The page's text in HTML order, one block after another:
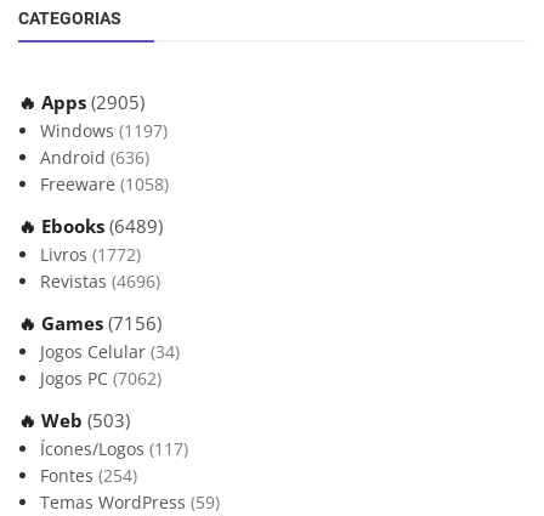
CATEGORIAS
🔥 Apps (2905)
Windows (1197)
Android (636)
Freeware (1058)
🔥 Ebooks (6489)
Livros (1772)
Revistas (4696)
🔥 Games (7156)
Jogos Celular (34)
Jogos PC (7062)
🔥 Web (503)
Ícones/Logos (117)
Fontes (254)
Temas WordPress (59)